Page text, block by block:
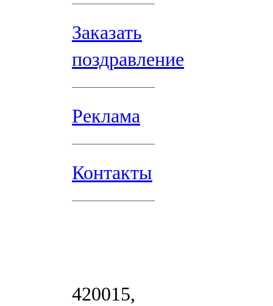
Заказать
поздравление
Реклама
Контакты
420015,